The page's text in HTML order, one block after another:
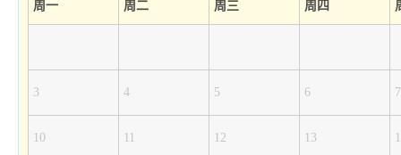
周一 周二 周三 周四
3 4 5 6 7
10 11 12 13